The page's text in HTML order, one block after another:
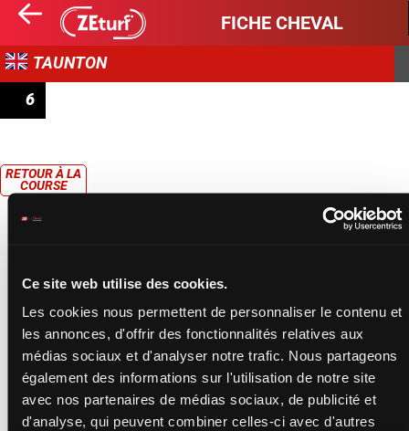
Ce site web utilise des cookies.
Les cookies nous permettent de personnaliser le contenu et
les annonces, d'offrir des fonctionnalités relatives aux
médias sociaux et d'analyser notre trafic. Nous partageons
également des informations sur l'utilisation de notre site
avec nos partenaires de médias sociaux, de publicité et
d'analyse, qui peuvent combiner celles-ci avec d'autres
FICHE CHEVAL
TAUNTON
6
HANDICAP CHASE
RETOUR À LA
COURSE